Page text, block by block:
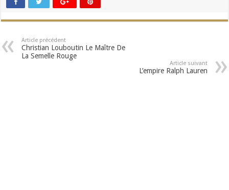
Article précédent
Christian Louboutin Le Maître De
La Semelle Rouge
Article suivant
L’empire Ralph Lauren